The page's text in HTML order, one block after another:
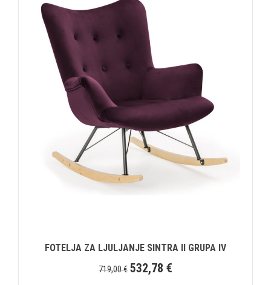
FOTELJA ZA LJULJANJE SINTRA II GRUPA IV
719,00€ 532,78 €